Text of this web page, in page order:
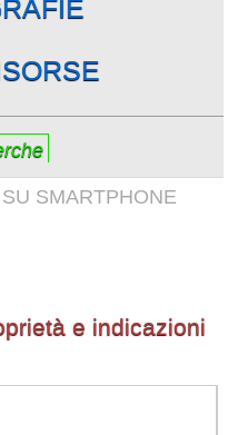
SMARTPHONE
e indicazioni